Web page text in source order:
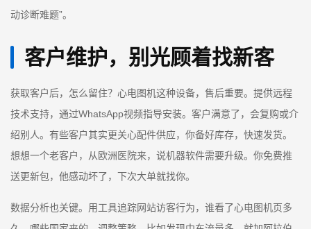
动诊断难题”。
客户维护，别光顾着找新客
获取客户后，怎么留住？心电图机这种设备，售后重要。提供远程
技术支持，通过WhatsApp视频指导安装。客户满意了，会复购或介
绍别人。有些客户其实更关心配件供应，你备好库存，快速发货。
想想一个老客户，从欧洲医院来，说机器软件需要升级。你免费推
送更新包，他感动坏了，下次大单就找你。
数据分析也关键。用工具追踪网站访客行为，谁看了心电图机页多